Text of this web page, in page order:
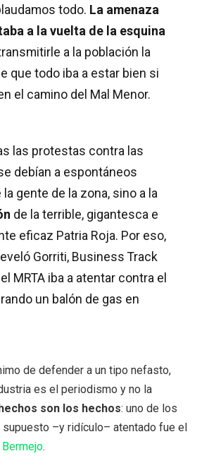
todo. La amenaza
a la vuelta de la esquina
a la población la
que todo iba a estar bien si
el camino del Mal Menor.
las protestas contra las
debían a espontáneos
gente de la zona, sino a la
de la terrible, gigantesca e
eficaz Patria Roja. Por eso,
Gorriti, Business Track
MRTA iba a atentar contra el
un balón de gas en
de defender a un tipo nefasto,
es el periodismo y no la
son los hechos: uno de los
–y ridículo– atentado fue el
.